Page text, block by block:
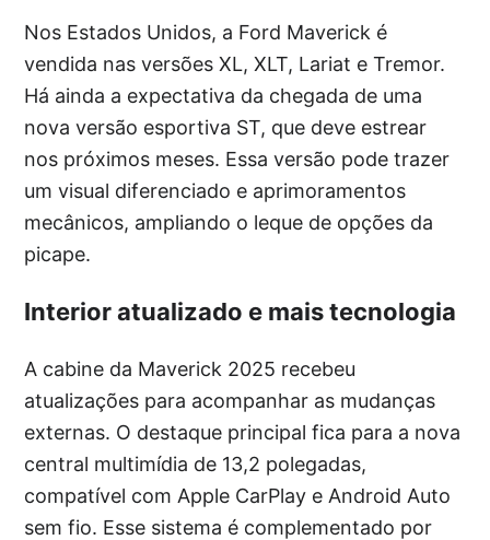
Nos Estados Unidos, a Ford Maverick é
vendida nas versões XL, XLT, Lariat e Tremor.
Há ainda a expectativa da chegada de uma
nova versão esportiva ST, que deve estrear
nos próximos meses. Essa versão pode trazer
um visual diferenciado e aprimoramentos
mecânicos, ampliando o leque de opções da
picape.
Interior atualizado e mais tecnologia
A cabine da Maverick 2025 recebeu
atualizações para acompanhar as mudanças
externas. O destaque principal fica para a nova
central multimídia de 13,2 polegadas,
compatível com Apple CarPlay e Android Auto
sem fio. Esse sistema é complementado por